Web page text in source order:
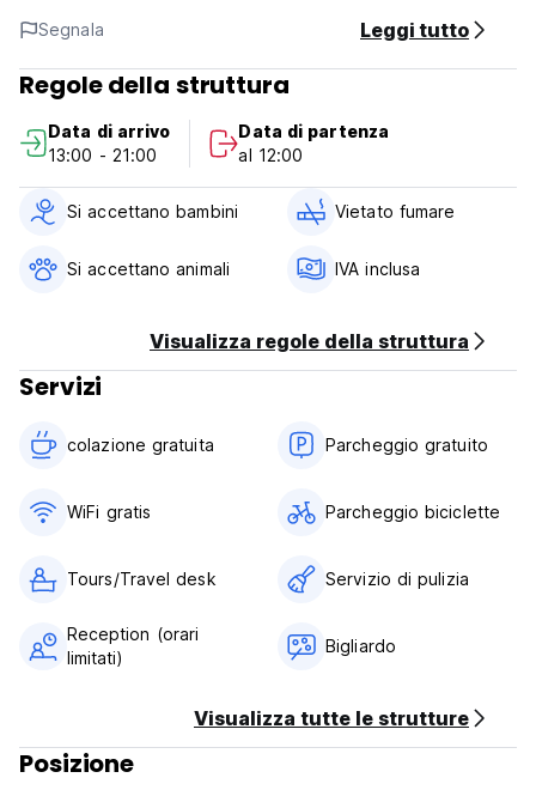
Presso il Tarsan Homestay potrete giocare a biliardo ed è
disponibile il servizio di autonoleggio.
L'Aeroporto più vicino è l'Aeroporto Internazionale di
Komodo, a 1 km da Tarsan Homestay.
Termini e Condizioni:
Politica di cancellazione: 3 giorni prima dell'arrivo. In caso di
cancellazione tardiva o di mancato arrivo verrà addebitata
la prima notte del soggiorno.
Pagamento all'arrivo in contanti.
Tasse incluse.
Colazione inclusa.
Non fumatore. (Auto-translated from original language)
Segnala Leggi tutto
Regole della struttura
Data di arrivo
13:00 - 21:00
Data di partenza
al 12:00
Si accettano bambini Vietato fumare
Si accettano animali IVA inclusa
Visualizza regole della struttura
Servizi
colazione gratuita‎ Parcheggio gratuito
WiFi gratis Parcheggio biciclette
Tours/Travel desk Servizio di pulizia
Reception (orari
limitati)
Bigliardo
Visualizza tutte le strutture
Posizione